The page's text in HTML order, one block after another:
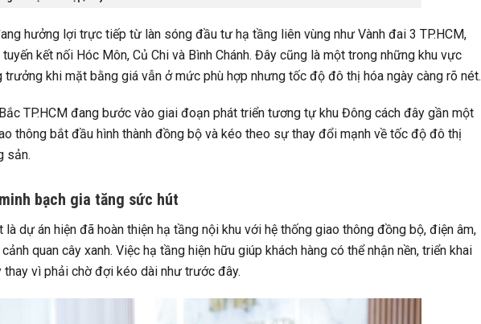
hưởng lợi trực tiếp từ làn sóng đầu tư hạ tầng liên vùng như Vành đai 3 TP.HCM,
kết nối Hóc Môn, Củ Chi và Bình Chánh. Đây cũng là một trong những khu vực
khi mặt bằng giá vẫn ở mức phù hợp nhưng tốc độ đô thị hóa ngày càng rõ nét.
TP.HCM đang bước vào giai đoạn phát triển tương tự khu Đông cách đây gần một
thông bắt đầu hình thành đồng bộ và kéo theo sự thay đổi mạnh về tốc độ đô thị
sản.
bạch gia tăng sức hút
dự án hiện đã hoàn thiện hạ tầng nội khu với hệ thống giao thông đồng bộ, điện âm,
quan cây xanh. Việc hạ tầng hiện hữu giúp khách hàng có thể nhận nền, triển khai
vì phải chờ đợi kéo dài như trước đây.